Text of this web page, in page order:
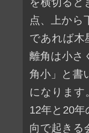
点、上から
であれば木
離角は小さ
角小」と書
になります
12年と20
向で起きる